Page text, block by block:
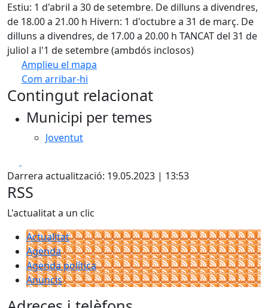
Estiu: 1 d'abril a 30 de setembre. De dilluns a divendres,
de 18.00 a 21.00 h Hivern: 1 d'octubre a 31 de març. De
dilluns a divendres, de 17.00 a 20.00 h TANCAT del 31 de
juliol a l'1 de setembre (ambdós inclosos)
Amplieu el mapa
Com arribar-hi
+
Contingut relacionat
Municipi per temes
Joventut
Darrera actualització: 19.05.2023 | 13:53
RSS
L'actualitat a un clic
Actualitat
Agenda
Agenda política
Anuncis